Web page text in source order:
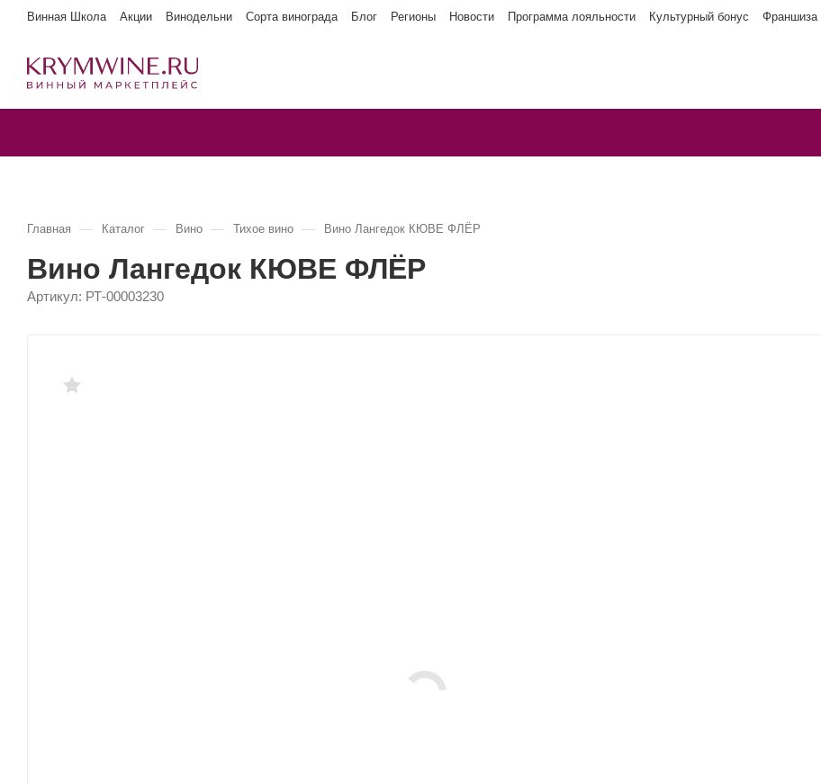
Винная Школа Акции Винодельни Сорта винограда Блог Регионы Новости Программа лояльности Культурный бонус Франшиза
Главная — Каталог — Вино — Тихое вино — Вино Лангедок КЮВЕ ФЛЁР
Вино Лангедок КЮВЕ ФЛЁР
Артикул: РТ-00003230